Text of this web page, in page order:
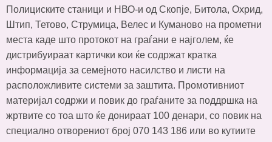
Полициските станици и НВО-и од Скопје, Битола, Охрид,
Штип, Тетово, Струмица, Велес и Куманово на прометни
места каде што протокот на граѓани е најголем, ќе
дистрибуираат картички кои ќе содржат кратка
информација за семејното насилство и листи на
расположливите системи за заштита. Промотивниот
материјал содржи и повик до граѓаните за поддршка на
жртвите со тоа што ќе донираат 100 денари, со повик на
специално отворениот број 070 143 186 или во кутиите